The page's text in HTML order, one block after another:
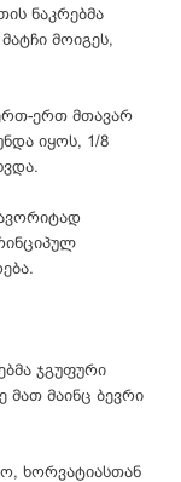
ნაკრებმა
მოიგეს,
ერთ მთავარ
იყოს, 1/8
ჯგუფური
მათ მაინც ბევრი
ხორვატიასთან